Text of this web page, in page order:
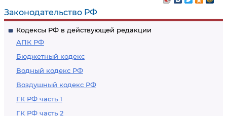
Законодательство РФ
Кодексы РФ в действующей редакции
АПК РФ
Бюджетный кодекс
Водный кодекс РФ
Воздушный кодекс РФ
ГК РФ часть 1
ГК РФ часть 2